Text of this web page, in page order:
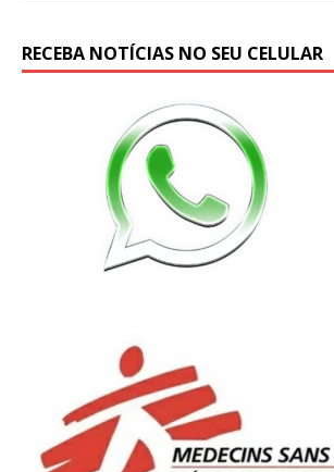
RECEBA NOTÍCIAS NO SEU CELULAR